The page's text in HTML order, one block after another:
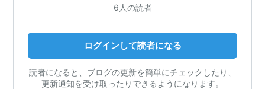
6人の読者
ログインして読者になる
読者になると、ブログの更新を簡単にチェックしたり、
更新通知を受け取ったりできるようになります。